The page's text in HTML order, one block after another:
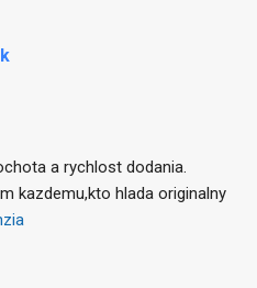
a rychlost dodania.
kazdemu,kto hlada originalny